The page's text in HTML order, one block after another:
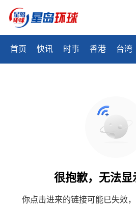
首页 快讯 时事 香港 台湾
很抱歉，无法显
你点击进来的链接可能已失效